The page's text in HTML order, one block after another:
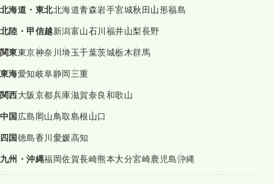
北海道・東北北海道青森岩手宮城秋田山形福島
北陸・甲信越新潟富山石川福井山梨長野
関東東京神奈川埼玉千葉茨城栃木群馬
東海愛知岐阜静岡三重
関西大阪京都兵庫滋賀奈良和歌山
中国広島岡山鳥取島根山口
四国徳島香川愛媛高知
九州・沖縄福岡佐賀長崎熊本大分宮崎鹿児島沖縄